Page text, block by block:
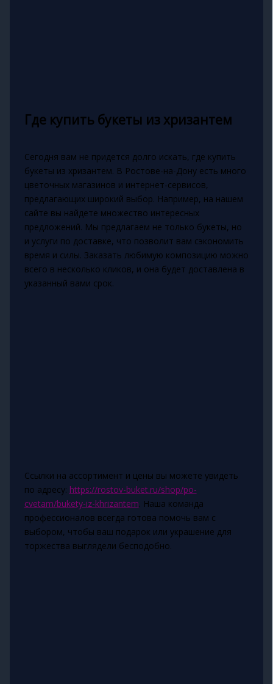
Где купить букеты из хризантем
Сегодня вам не придется долго искать, где купить
букеты из хризантем. В Ростове-на-Дону есть много
цветочных магазинов и интернет-сервисов,
предлагающих широкий выбор. Например, на нашем
сайте вы найдете множество интересных
предложений. Мы предлагаем не только букеты, но
и услуги по доставке, что позволит вам сэкономить
время и силы. Заказать любимую композицию можно
всего в несколько кликов, и она будет доставлена в
указанный вами срок.
Ссылки на ассортимент и цены вы можете увидеть
по адресу: https://rostov-buket.ru/shop/po-
cvetam/bukety-iz-khrizantem. Наша команда
профессионалов всегда готова помочь вам с
выбором, чтобы ваш подарок или украшение для
торжества выглядели бесподобно.